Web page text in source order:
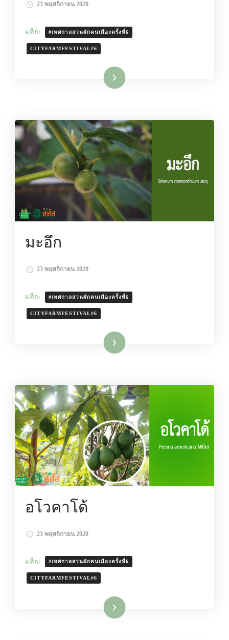
23 พฤศจิกายน 2020
แท็ก: #เทศกาลสวนผักคนเมืองครั้งที่6
CITYFARMFESTIVAL#6
อ่านเพิ่มเติม
มะอึก
23 พฤศจิกายน 2020
แท็ก: #เทศกาลสวนผักคนเมืองครั้งที่6
CITYFARMFESTIVAL#6
อ่านเพิ่มเติม
อโวคาโด้
23 พฤศจิกายน 2020
แท็ก: #เทศกาลสวนผักคนเมืองครั้งที่6
CITYFARMFESTIVAL#6
อ่านเพิ่มเติม